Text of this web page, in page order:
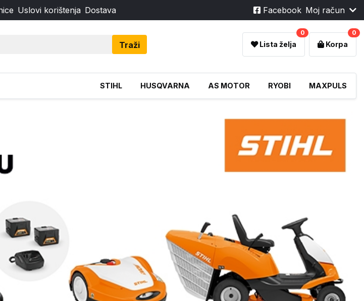
Uslovi korištenja Dostava Facebook Moj račun
Traži Lista želja
0
Korpa
0
STIHL HUSQVARNA AS MOTOR RYOBI MAXPULS